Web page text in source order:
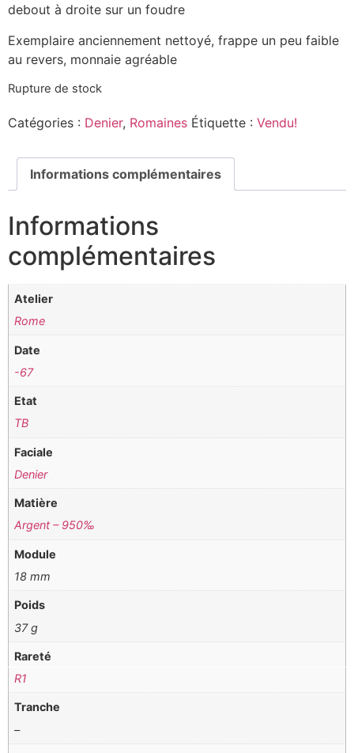
debout à droite sur un foudre
Exemplaire anciennement nettoyé, frappe un peu faible
au revers, monnaie agréable
Rupture de stock
Catégories : Denier, Romaines Étiquette : Vendu!
Informations complémentaires
Informations
complémentaires
Atelier
Rome
Date
-67
Etat
TB
Faciale
Denier
Matière
Argent – 950‰
Module
18 mm
Poids
37 g
Rareté
R1
Tranche
–